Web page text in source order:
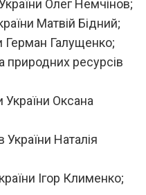
Олег Немчінов;
Матвій Бідний;
Герман Галущенко;
природних ресурсів
України Оксана
України Наталія
Ігор Клименко;